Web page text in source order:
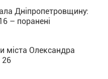
Дніпропетровщину:
– поранені
міста Олександра
26